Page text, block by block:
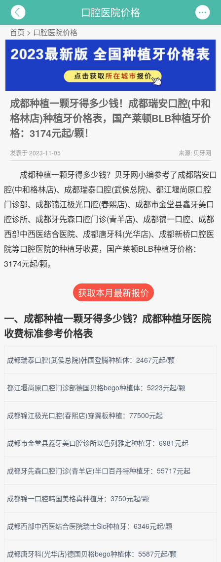
口腔医院价格
首页 > 口腔医院价格
成都种植一颗牙得多少钱！成都瑞安口腔(中和
格林店)种植牙价格表，国产莱顿BLB种植牙价
格：3174元起/颗！
发表于 2023-11-05 来源: 贝牙网
成都种植一颗牙得多少钱？贝牙网小编参考了成都瑞安口
腔(中和格林店)、成都瑞泰口腔(武侯总院)、都江堰尚原口腔
门诊部、成都锦江极光口腔(春熙店)、成都市金堂县鑫牙美口
腔诊所、成都牙先森口腔门诊(青羊店)、成都锦一口腔、成都
西部中西医结合医院、成都唐牙科(光华店)、成都新桥口腔医
院等口腔医院的种植牙收费，国产莱顿BLB种植牙价格：
3174元起/颗。
获取本月最新报价
一、成都种植一颗牙得多少钱？成都种植牙医院
收费标准参考价格表
成都瑞泰口腔(武侯总院)韩国登腾种植体：2467元起/颗
都江堰尚原口腔门诊部德国贝格bego种植体：5223元起/颗
成都锦江极光口腔(春熙店)穿翼板种植：77500元起
成都市金堂县鑫牙美口腔诊所以色列雅定种植牙：6981元起
成都牙先森口腔门诊(青羊店)半口百丹特种植牙：55717元起
成都锦一口腔韩国美格真种植牙：3750元起/颗
成都西部中西医结合医院瑞士Sic种植牙：6346元起/颗
成都唐牙科(光华店)德国贝格bego种植体：5587元起/颗